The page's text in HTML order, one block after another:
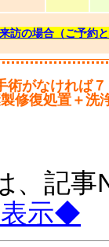
訪の場合（ご予約
術がなければ
製修復処置＋
、記事
表示◆